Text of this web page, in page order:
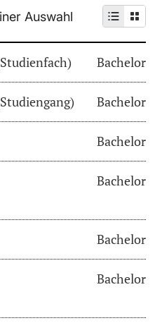
Alumni
& Schnuppern
Auswahl
Bachelor
Bachelor
Bachelor
Bachelor
Bachelor
Bachelor